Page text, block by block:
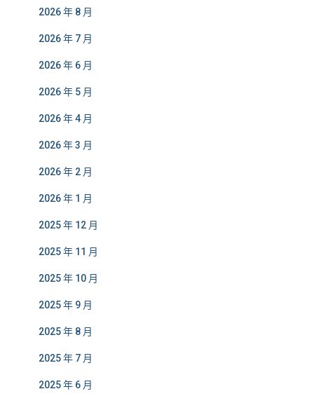
2026 年 8 月
2026 年 7 月
2026 年 6 月
2026 年 5 月
2026 年 4 月
2026 年 3 月
2026 年 2 月
2026 年 1 月
2025 年 12 月
2025 年 11 月
2025 年 10 月
2025 年 9 月
2025 年 8 月
2025 年 7 月
2025 年 6 月